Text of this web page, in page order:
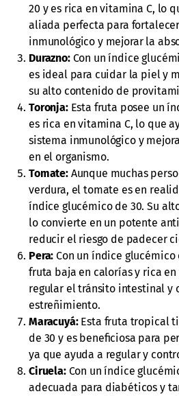
20 y es rica en vitamina C, lo
aliada perfecta para
inmunológico y mejorar la
Durazno:Con un índice
es ideal para cuidar la piel y
su alto contenido de
Toronja:Esta fruta posee un
es rica en vitamina C, lo que
sistema inmunológico y
en el organismo.
Tomate: Aunque muchas
verdura, el tomate es en
índice glucémico de 30. Su
lo convierte en un potente
reducir el riesgo de padecer
Pera: Con un índice glucémico
fruta baja en calorías y rica
regular el tránsito intestinal y
estreñimiento.
Maracuyá:Esta fruta tropical
de 30 y es beneficiosa para
ya que ayuda a regular y
Ciruela:Con un índice
adecuada para diabéticos y